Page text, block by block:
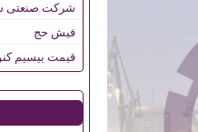
شرکت
فیش حج
قیمت بیسیم